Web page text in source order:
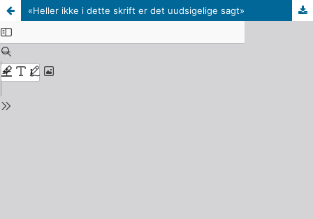
«Heller ikke i dette skrift er det uudsigelige sagt»